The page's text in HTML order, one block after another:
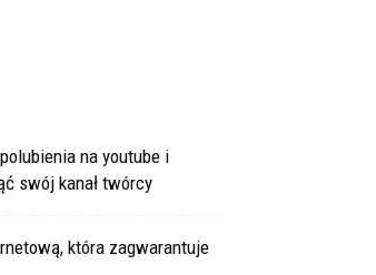
na youtube i
swój kanał twórcy
która zagwarantuje